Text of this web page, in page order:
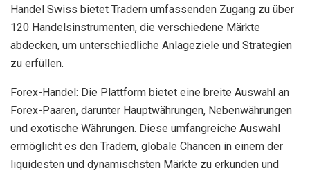
Handel Swiss bietet Tradern umfassenden Zugang zu über
120 Handelsinstrumenten, die verschiedene Märkte
abdecken, um unterschiedliche Anlageziele und Strategien
zu erfüllen.
Forex-Handel: Die Plattform bietet eine breite Auswahl an
Forex-Paaren, darunter Hauptwährungen, Nebenwährungen
und exotische Währungen. Diese umfangreiche Auswahl
ermöglicht es den Tradern, globale Chancen in einem der
liquidesten und dynamischsten Märkte zu erkunden und